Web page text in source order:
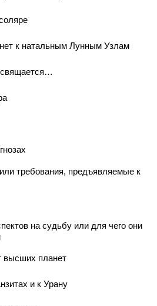
к натальным Лунным Узлам
требования, предъявляемые к
на судьбу или для чего они
высших планет
и к Урану